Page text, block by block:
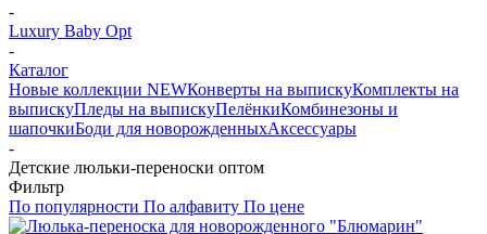
-
Luxury Baby Opt
-
Каталог
Новые коллекции NEWКонверты на выпискуКомплекты на
выпискуПледы на выпискуПелёнкиКомбинезоны и
шапочкиБоди для новорожденныхАксессуары
-
Детские люльки-переноски оптом
Фильтр
По популярности По алфавиту По цене